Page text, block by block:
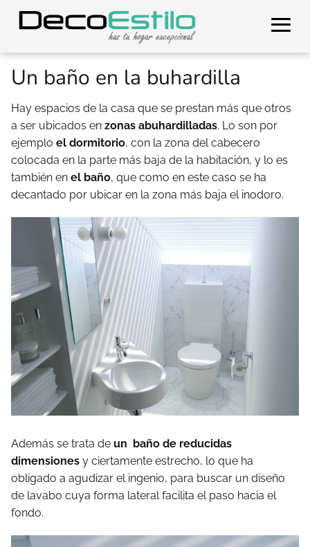
Un baño en la buhardilla
Hay espacios de la casa que se prestan más que otros
a ser ubicados en zonas abuhardilladas. Lo son por
ejemplo el dormitorio, con la zona del cabecero
colocada en la parte más baja de la habitación, y lo es
también en el baño, que como en este caso se ha
decantado por ubicar en la zona más baja el inodoro.
Además se trata de un baño de reducidas
dimensiones y ciertamente estrecho, lo que ha
obligado a agudizar el ingenio, para buscar un diseño
de lavabo cuya forma lateral facilita el paso hacia el
fondo.